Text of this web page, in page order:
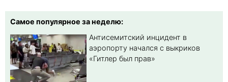
Самое популярное за неделю:
Антисемитский инцидент в
аэропорту начался с выкриков
«Гитлер был прав»